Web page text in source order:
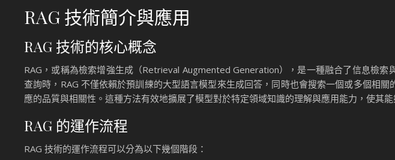
RAG 技術簡介與應用
RAG 技術的核心概念
RAG，或稱為檢索增強生成（Retrieval Augmented Generation），是一種融合了信息檢索
查詢時，RAG 不僅依賴於預訓練的大型語言模型來生成回答，同時也會搜索一個或多個相
應的品質與相關性。這種方法有效地擴展了模型對於特定領域知識的理解與應用能力，使其
RAG 的運作流程
RAG 技術的運作流程可以分為以下幾個階段：